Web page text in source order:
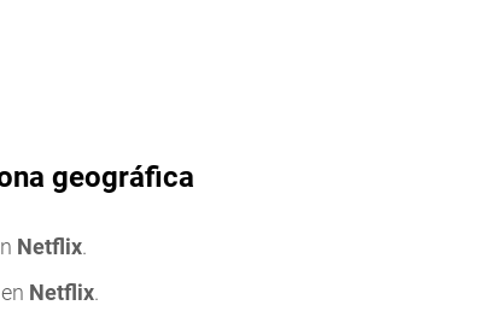
geográfica
Netflix.
Netflix.